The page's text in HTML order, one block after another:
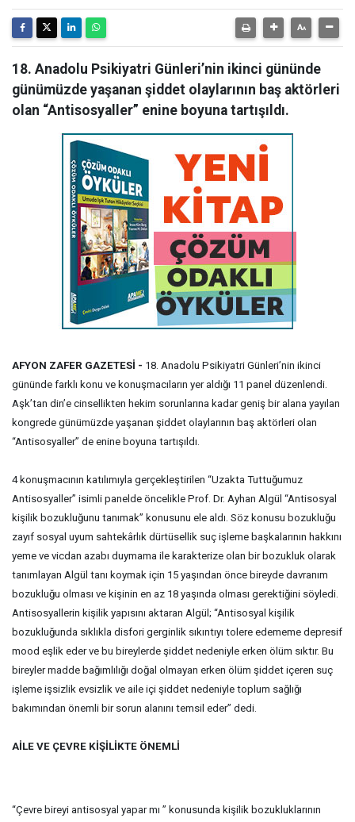
18. Anadolu Psikiyatri Günleri’nin ikinci gününde
günümüzde yaşanan şiddet olaylarının baş aktörleri
olan “Antisosyaller” enine boyuna tartışıldı.
AFYON ZAFER GAZETESİ - 18. Anadolu Psikiyatri Günleri’nin ikinci
gününde farklı konu ve konuşmacıların yer aldığı 11 panel düzenlendi.
Aşk’tan din’e cinsellikten hekim sorunlarına kadar geniş bir alana yayılan
kongrede günümüzde yaşanan şiddet olaylarının baş aktörleri olan
“Antisosyaller” de enine boyuna tartışıldı.
4 konuşmacının katılımıyla gerçekleştirilen “Uzakta Tuttuğumuz
Antisosyaller” isimli panelde öncelikle Prof. Dr. Ayhan Algül “Antisosyal
kişilik bozukluğunu tanımak” konusunu ele aldı. Söz konusu bozukluğu
zayıf sosyal uyum sahtekârlık dürtüsellik suç işleme başkalarının hakkını
yeme ve vicdan azabı duymama ile karakterize olan bir bozukluk olarak
tanımlayan Algül tanı koymak için 15 yaşından önce bireyde davranım
bozukluğu olması ve kişinin en az 18 yaşında olması gerektiğini söyledi.
Antisosyallerin kişilik yapısını aktaran Algül; “Antisosyal kişilik
bozukluğunda sıklıkla disfori gerginlik sıkıntıyı tolere edememe depresif
mood eşlik eder ve bu bireylerde şiddet nedeniyle erken ölüm sıktır. Bu
bireyler madde bağımlılığı doğal olmayan erken ölüm şiddet içeren suç
işleme işsizlik evsizlik ve aile içi şiddet nedeniyle toplum sağlığı
bakımından önemli bir sorun alanını temsil eder” dedi.
AİLE VE ÇEVRE KİŞİLİKTE ÖNEMLİ
“Çevre bireyi antisosyal yapar mı ” konusunda kişilik bozukluklarının